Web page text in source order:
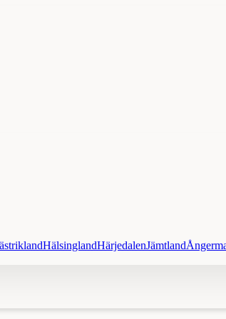
HälsinglandHärjedalenJämtland